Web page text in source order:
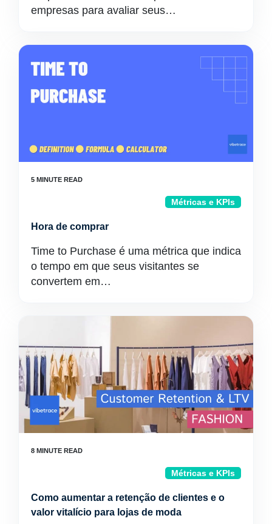
empresas para avaliar seus…
Métricas e KPIs
Hora de comprar
Time to Purchase é uma métrica que indica
o tempo em que seus visitantes se
convertem em…
Métricas e KPIs
Como aumentar a retenção de clientes e o
valor vitalício para lojas de moda